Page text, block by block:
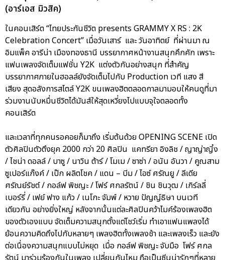
(อาร์เอส มิวสิค)
ในคอนเสิร์ต “ไทยประกันชีวิต presents GRAMMY X RS : 2K
Celebration Concert” เมื่อวันเสาร์ และ วันอาทิตย์ ที่ผ่านมา ณ
อิมแพ็ค อารีน่า เมืองทองธานี บรรยากาศหน้างานสนุกคึกคัก เพราะ
แฟนเพลงจัดเต็มแฟชั่น Y2K แต่งตัวกันอย่างสนุก ที่สำคัญ
บรรยากาศภายในฮอลล์ยังจัดเต็มไปกับ Production เวที แสง สี
เสียง สุดอลังการสไตล์ Y2K ขนเพลงฮิตตลอดกาลมามอบให้คนดูที่มา
ร่วมงานนับหมื่นชีวิตได้มันส์ให้สุดเหวี่ยงไปแบบจุใจตลอดทั้ง
คอนเสิร์ต
และเวลาที่ทุกคนรอคอยก็มาถึง เริ่มต้นด้วย OPENING SCENE เปิด
ตัวศิลปินตัวตึงยุค 2000 กว่า 20 ศิลปิน แคทรียา อิงลิช / ญาญ่าญิ๋ง
/ ไชน่า ดอลล์ / บาซู / นาวิน ต้าร์ / โมเม / ซาซ่า / อนัน อันวา / คูณสาม
ซูเปอร์แก๊งค์ / เป๊ก ผลิตโชค / แดน – บีม / ไอซ์ ศรัณยู / ลีเดีย
ศรัณย์รัชต์ / กอล์ฟ พิชญะ / โฟร์ ศกลรัตน์ / ชิน ชินวุฒ / เกิร์ลลี่
เบอร์รี่ / เฟย์ ฟาง แก้ว / เนโกะ จัมพ์ / หวาย ปัญญ์ธิษา บนเวที
เดียวกัน อย่างยิ่งใหญ่ หลังจากนั้นแต่ละศิลปินคว้าไมค์ร้องเพลงฮิต
ของตัวเองแบบ จัดเต็มความสนุกตั้งแต่โชว์เริ่ม ทำเอาแฟนแพลงได้
ย้อนความคิดถึงไปกับหลายๆ เพลงฮิตทั้งเพลงช้า และเพลงเร็ว และยัง
ต่อเนื่องความสนุกแบบไม่หยุด เมื่อ กอล์ฟ พิชญะ จับมือ โฟร์ ศกล